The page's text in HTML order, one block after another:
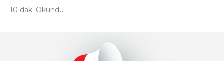
10 dak. Okundu